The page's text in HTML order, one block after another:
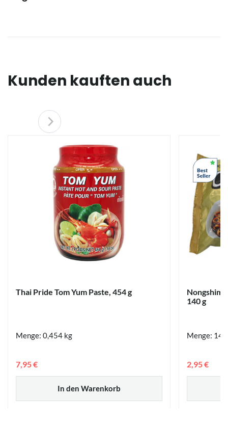
Kunden kauften auch
Thai Pride Tom Yum Paste, 454 g
Menge: 0,454 kg
In den Warenkorb
7,95 €
Nongshim
140 g
Menge:
2,95 €